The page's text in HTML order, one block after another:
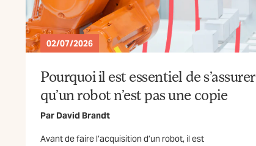
02/07/2026
Pourquoi il est essentiel de s’assurer
qu’un robot n’est pas une copie
Par David Brandt
Avant de faire l’acquisition d’un robot, il est